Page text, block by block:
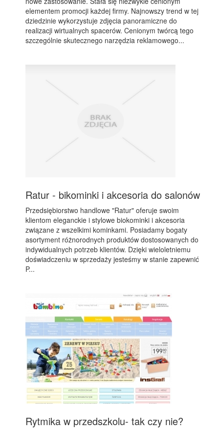
elementem promocji każdej firmy. Najnowszy trend w tej
dziedzinie wykorzystuje zdjęcia panoramiczne do
realizacji wirtualnych spacerów. Cenionym twórcą tego
szczególnie skutecznego narzędzia reklamowego...
Ratur - bikominki i akcesoria do salonów
Przedsiębiorstwo handlowe "Ratur" oferuje swoim
klientom eleganckie i stylowe biokominki i akcesoria
związane z wszelkimi kominkami. Posiadamy bogaty
asortyment różnorodnych produktów dostosowanych do
indywidualnych potrzeb klientów. Dzięki wieloletniemu
doświadczeniu w sprzedaży jesteśmy w stanie zapewnić
P...
Rytmika w przedszkolu- tak czy nie?